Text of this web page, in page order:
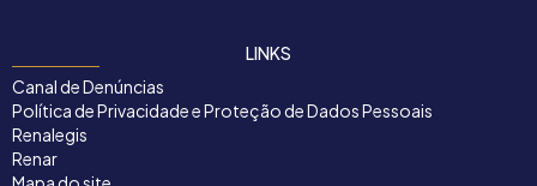
LINKS
Canal de Denúncias
Política de Privacidade e Proteção de Dados Pessoais
Renalegis
Renar